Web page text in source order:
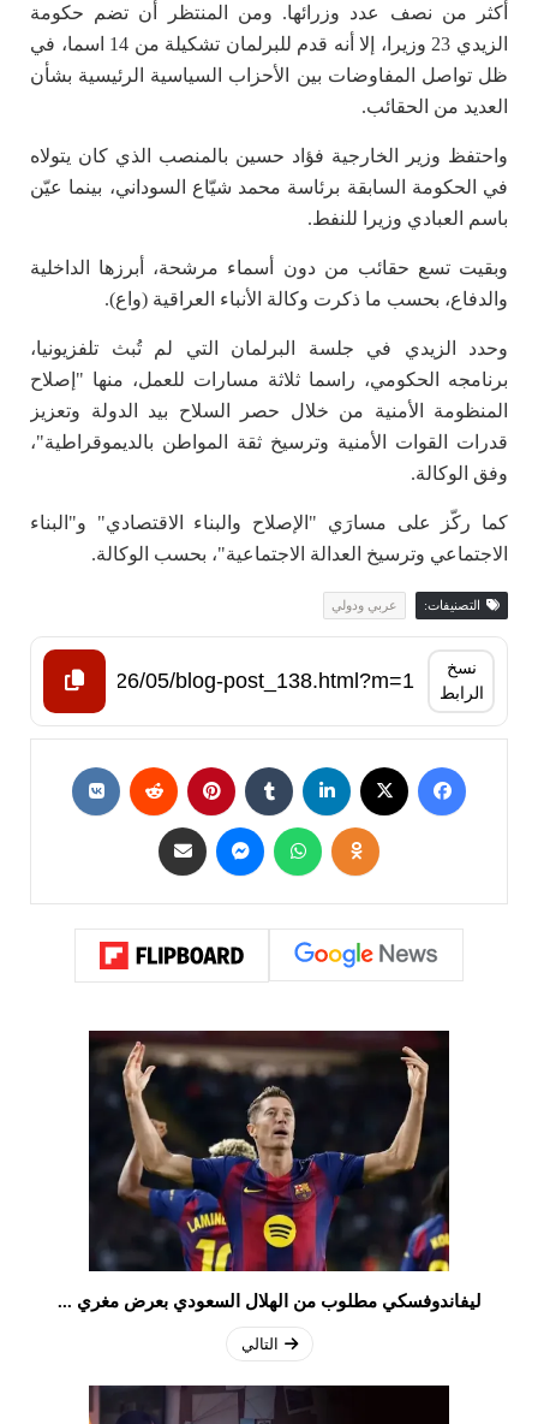
أكثر من نصف عدد وزرائها. ومن المنتظر أن تضم حكومة
الزيدي 23 وزيرا، إلا أنه قدم للبرلمان تشكيلة من 14 اسما، في
ظل تواصل المفاوضات بين الأحزاب السياسية الرئيسية بشأن
العديد من الحقائب.
واحتفظ وزير الخارجية فؤاد حسين بالمنصب الذي كان يتولاه
في الحكومة السابقة برئاسة محمد شيّاع السوداني، بينما عيّن
باسم العبادي وزيرا للنفط.
وبقيت تسع حقائب من دون أسماء مرشحة، أبرزها الداخلية
والدفاع، بحسب ما ذكرت وكالة الأنباء العراقية (واع).
وحدد الزيدي في جلسة البرلمان التي لم تُبث تلفزيونيا،
برنامجه الحكومي، راسما ثلاثة مسارات للعمل، منها "إصلاح
المنظومة الأمنية من خلال حصر السلاح بيد الدولة وتعزيز
قدرات القوات الأمنية وترسيخ ثقة المواطن بالديموقراطية"،
وفق الوكالة.
كما ركّز على مسارَي "الإصلاح والبناء الاقتصادي" و"البناء
الاجتماعي وترسيخ العدالة الاجتماعية"، بحسب الوكالة.
التصنيفات: عربي ودولي
نسخ
الرابط
ليفاندوفسكي مطلوب من الهلال السعودي بعرض مغري ...
التالي